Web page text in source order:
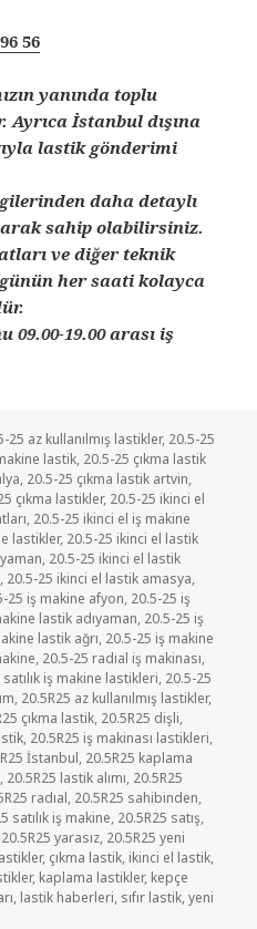
56
yanında toplu
Ayrıca İstanbul dışına
lastik gönderimi
daha detaylı
sahip olabilirsiniz.
ve diğer teknik
her saati kolayca
19.00 arası iş
25 az kullanılmış lastikler, 20.5-25
lastik, 20.5-25 çıkma lastik
, 20.5-25 çıkma lastik artvin,
çıkma lastikler, 20.5-25 ikinci el
, 20.5-25 ikinci el iş makine
lastikler, 20.5-25 ikinci el lastik
, 20.5-25 ikinci el lastik
, 20.5-25 ikinci el lastik amasya,
25 iş makine afyon, 20.5-25 iş
lastik adıyaman, 20.5-25 iş
lastik ağrı, 20.5-25 iş makine
, 20.5-25 radıal iş makinası,
iş makine lastikleri, 20.5-25
, 20.5R25 az kullanılmış lastikler,
çıkma lastik, 20.5R25 dişli,
, 20.5R25 iş makinası lastikleri,
İstanbul, 20.5R25 kaplama
, 20.5R25 lastik alımı, 20.5R25
radıal, 20.5R25 sahibinden,
satılık iş makine, 20.5R25 satış,
20.5R25 yarasız, 20.5R25 yeni
, çıkma lastik, ikinci el lastik,
, kaplama lastikler, kepçe
, lastik haberleri, sıfır lastik,yeni
LASTİKLER için